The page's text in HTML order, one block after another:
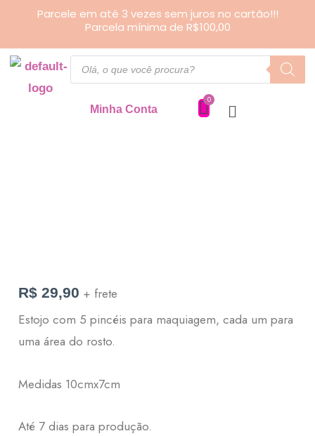
Parcele em até 3 vezes sem juros no cartão!!!
Parcela mínima de R$100,00
Pesquisar
produtos
Minha Conta
R$ 29,90 + frete
Estojo com 5 pincéis para maquiagem, cada um para
uma área do rosto.
Medidas 10cmx7cm
Até 7 dias para produção.